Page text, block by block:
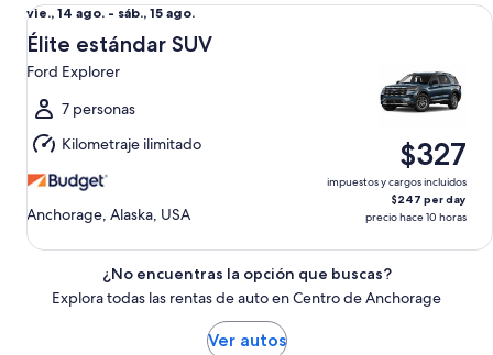
Del
vie.,
14
ago.
al
sáb.,
15
ago.
vie., 14 ago. - sáb., 15 ago.
Élite estándar SUV
Ford Explorer
7 personas
Kilometraje ilimitado
Anchorage, Alaska, USA
$327
impuestos y cargos incluidos
$247 per day
precio hace 10 horas
¿No encuentras la opción que buscas?
Explora todas las rentas de auto en Centro de Anchorage
Ver autos